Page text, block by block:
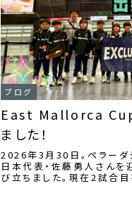
ブログ
East Mallorca
ました！
2026年3月30日。ペラーダ
日本代表・佐藤勇人さんを
び立ちました。現在2試合